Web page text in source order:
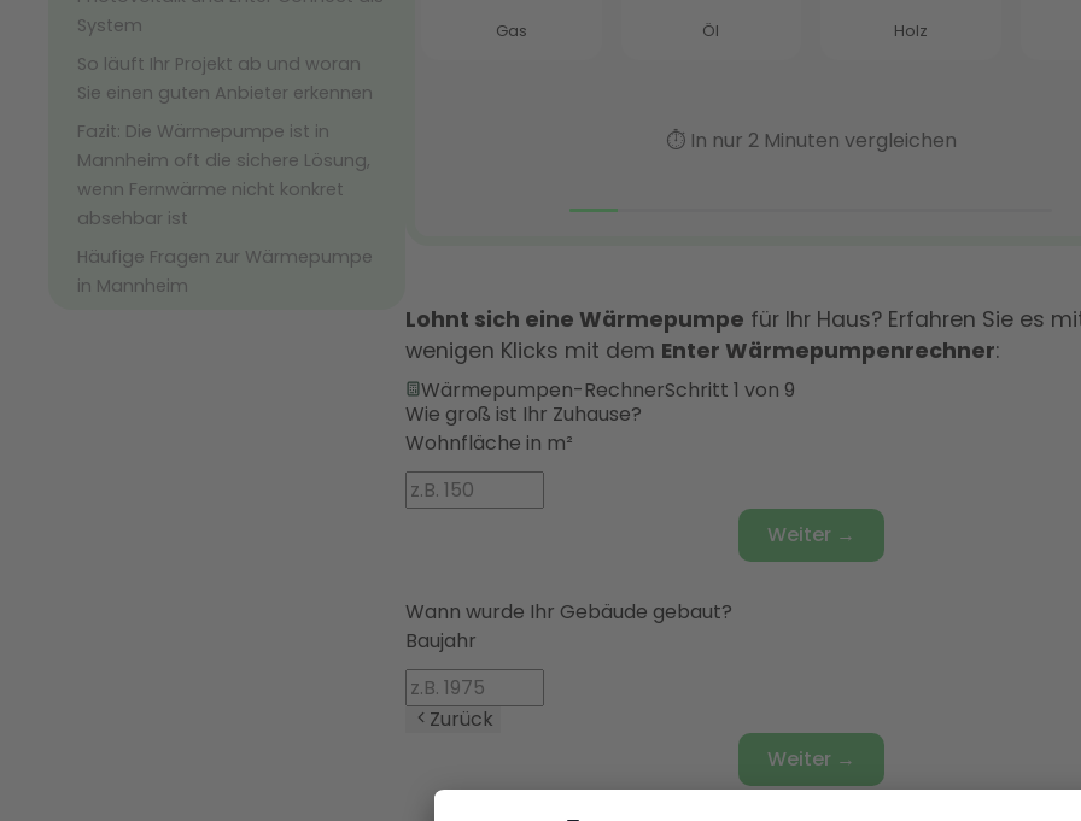
System
So läuft Ihr Projekt ab und woran
Sie einen guten Anbieter erkennen
Fazit: Die Wärmepumpe ist in
Mannheim oft die sichere Lösung,
wenn Fernwärme nicht konkret
absehbar ist
Häufige Fragen zur Wärmepumpe
in Mannheim
Lohnt sich eine Wärmepumpe für Ihr Haus? Erfahren Sie es
wenigen Klicks mit dem Enter Wärmepumpenrechner:
Wärmepumpen-RechnerSchritt 1 von 9
Wie groß ist Ihr Zuhause?
Wohnfläche in m²
Weiter →
Wann wurde Ihr Gebäude gebaut?
Baujahr
Zurück
Weiter →